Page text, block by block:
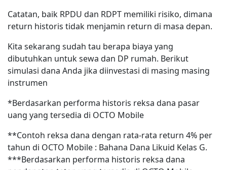
Catatan, baik RPDU dan RDPT memiliki risiko, dimana
return historis tidak menjamin return di masa depan.
Kita sekarang sudah tau berapa biaya yang
dibutuhkan untuk sewa dan DP rumah. Berikut
simulasi dana Anda jika diinvestasi di masing masing
instrumen
*Berdasarkan performa historis reksa dana pasar
uang yang tersedia di OCTO Mobile
**Contoh reksa dana dengan rata-rata return 4% per
tahun di OCTO Mobile : Bahana Dana Likuid Kelas G.
***Berdasarkan performa historis reksa dana